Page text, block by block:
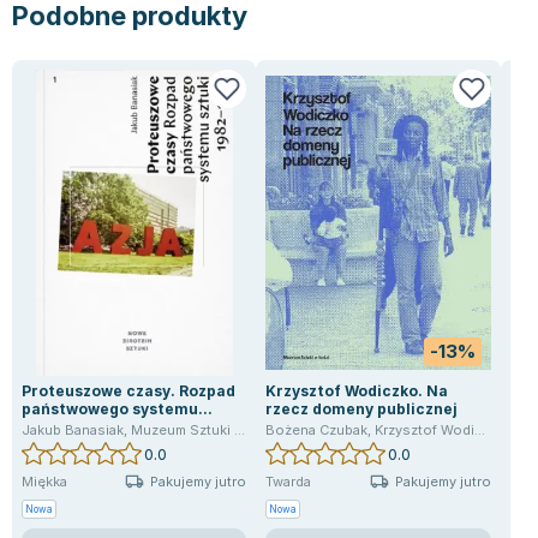
Joseph Murphy
Aleksander Puszkin
Oscar Wilde
Małgorzata Ohme
Maddie Ziegler
Leszek Czarnecki
Joanna Racewicz
Maria Seweryn
Nela Mała Reporterka
Agnieszka Maciąg
Barbara Wrzesińska
Terry Pratchett
Virginia Woolf
Podobne produkty
Proteuszowe czasy. Rozpad
państwowego systemu...
Jakub Banasiak, Muzeum Sztuki Nowoczesnej w Warszawie
0.0
Miękka Pakujemy jutro
Nowa
-13%
Krzysztof Wodiczko. Na
rzecz domeny publicznej
Bożena Czubak, Krzysztof Wodiczko
0.0
Twarda Pakujemy jutro
Nowa